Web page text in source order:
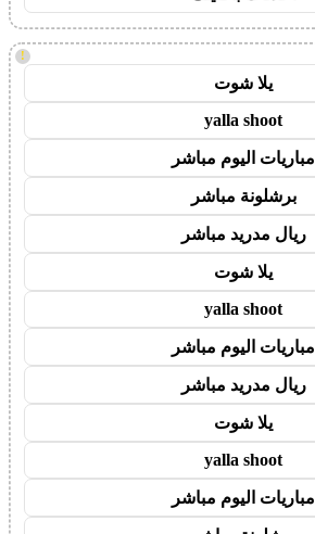
!
يلا شوت
yalla shoot
مباريات اليوم مباشر
برشلونة مباشر
ريال مدريد مباشر
يلا شوت
yalla shoot
مباريات اليوم مباشر
ريال مدريد مباشر
يلا شوت
yalla shoot
مباريات اليوم مباشر